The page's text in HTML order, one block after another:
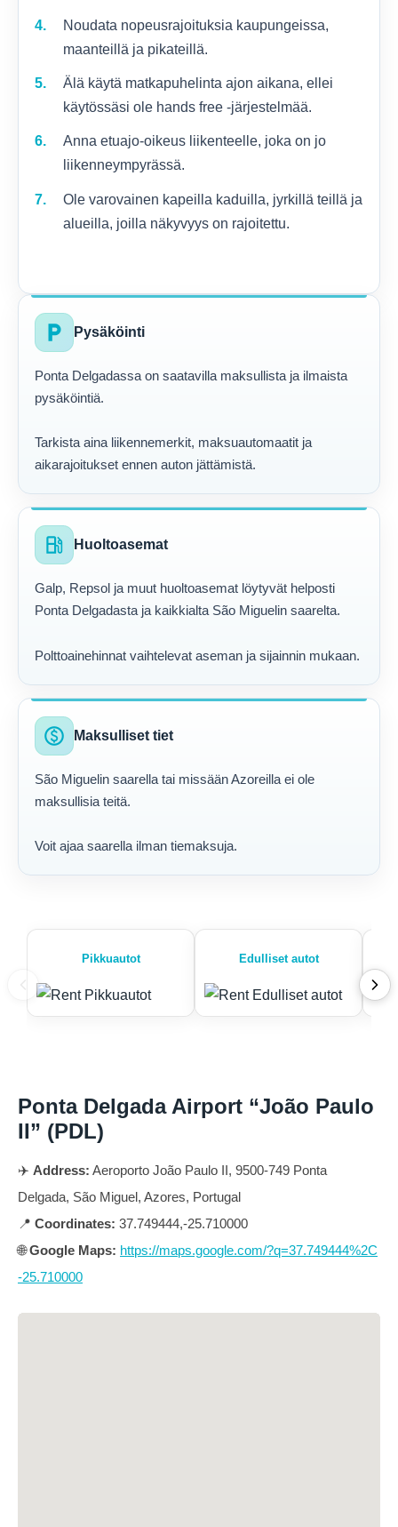
Noudata nopeusrajoituksia kaupungeissa,
maanteillä ja pikateillä.
Älä käytä matkapuhelinta ajon aikana, ellei
käytössäsi ole hands free -järjestelmää.
Anna etuajo-oikeus liikenteelle, joka on jo
liikenneympyrässä.
Ole varovainen kapeilla kaduilla, jyrkillä teillä ja
alueilla, joilla näkyvyys on rajoitettu.
local_parking Pysäköinti
Ponta Delgadassa on saatavilla maksullista ja ilmaista
pysäköintiä.
Tarkista aina liikennemerkit, maksuautomaatit ja
aikarajoitukset ennen auton jättämistä.
local_gas_station Huoltoasemat
Galp, Repsol ja muut huoltoasemat löytyvät helposti
Ponta Delgadasta ja kaikkialta São Miguelin saarelta.
Polttoainehinnat vaihtelevat aseman ja sijainnin mukaan.
paid Maksulliset tiet
São Miguelin saarella tai missään Azoreilla ei ole
maksullisia teitä.
Voit ajaa saarella ilman tiemaksuja.
Pikkuautot Edulliset autot
Ponta Delgada Airport “João Paulo
II” (PDL)
✈️ Address: Aeroporto João Paulo II, 9500-749 Ponta
Delgada, São Miguel, Azores, Portugal
📍 Coordinates: 37.749444,-25.710000
🌐Google Maps: https://maps.google.com/?q=37.749444%2C
-25.710000